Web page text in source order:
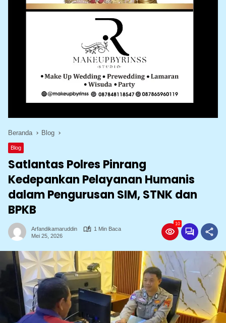
Beranda Blog
Blog
Satlantas Polres Pinrang
Kedepankan Pelayanan Humanis
dalam Pengurusan SIM, STNK dan
BPKB
Arfandikamaruddin
1 Min Baca
Mei 25, 2026
10